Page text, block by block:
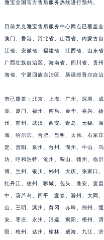
雅宝全国官方售后服务热线进行预约。
目前梵克雅宝售后服务中心网点已覆盖
澳门、香港、河北省、山西省、内蒙古
江省、安徽省、福建省、江西省、山东
广西壮族自治区、海南省、四川省、贵
海省、宁夏回族自治区、新疆维吾尔自治
市已覆盖：北京、上海、广州、深圳、
波、厦门、福州、南昌、金华、嘉兴、
州、苏州、武汉、西安、青岛、无锡、
海、哈尔滨、合肥、昆明、太原、石家
定、贵阳、泉州、台州、湖州、中山、
坊、呼和浩特、沧州、鞍山、赣州、临
博、兰州、银川、郴州、大庆、张家口
牡丹江、德州、聊城、包头、淮安、宜
中、葫芦岛、四平、宜春、滁州、大同
山、三明、滨州、黄冈、赤峰、荆州、
安、枣庄、永州、清远、揭阳、梧州、
阳、梅州、达州、榆林、威海、九江、